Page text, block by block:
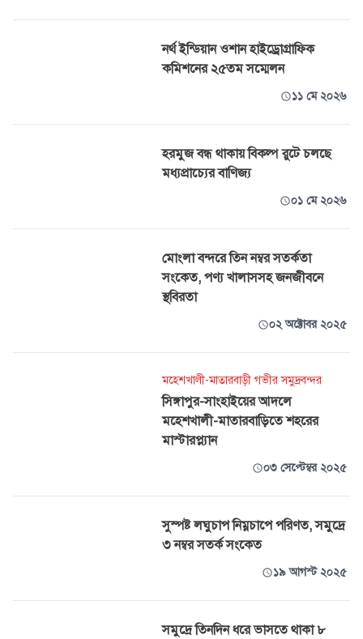
নর্থ ইন্ডিয়ান ওশান হাইড্রোগ্রাফিক
কমিশনের ২৫তম সম্মেলন
১১ মে ২০২৬
হরমুজ বন্ধ থাকায় বিকল্প রুটে চলছে
মধ্যপ্রাচ্যের বাণিজ্য
০১ মে ২০২৬
মোংলা বন্দরে তিন নম্বর সতর্কতা
সংকেত, পণ্য খালাসসহ জনজীবনে
স্থবিরতা
০২ অক্টোবর ২০২৫
মহেশখালী-মাতারবাড়ী গভীর সমুদ্রবন্দর
সিঙ্গাপুর-সাংহাইয়ের আদলে
মহেশখালী-মাতারবাড়িতে শহরের
মাস্টারপ্ল্যান
০৩ সেপ্টেম্বর ২০২৫
সুস্পষ্ট লঘুচাপ নিম্নচাপে পরিণত, সমুদ্রে
৩ নম্বর সতর্ক সংকেত
১৯ আগস্ট ২০২৫
সমুদ্রে তিনদিন ধরে ভাসতে থাকা ৮